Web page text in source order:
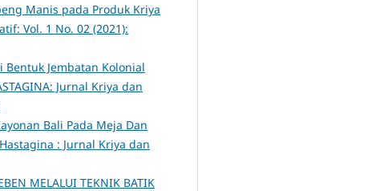
Manis pada Produk Kriya
Vol. 1 No. 02 (2021):
Bentuk Jembatan Kolonial
Jurnal Kriya dan
Bali Pada Meja Dan
: Jurnal Kriya dan
MELALUI TEKNIK BATIK